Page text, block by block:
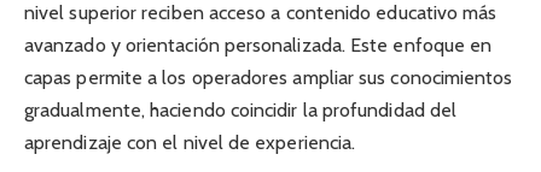
nivel superior reciben acceso a contenido educativo más
avanzado y orientación personalizada. Este enfoque en
capas permite a los operadores ampliar sus conocimientos
gradualmente, haciendo coincidir la profundidad del
aprendizaje con el nivel de experiencia.